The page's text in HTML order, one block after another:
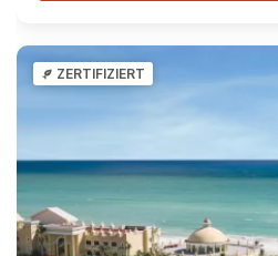
ZERTIFIZIERT